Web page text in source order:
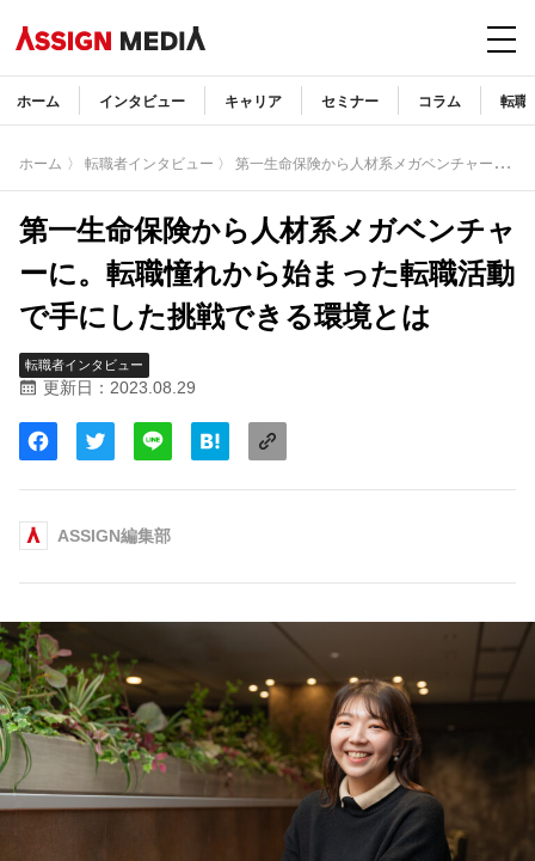
ホーム インタビュー キャリア セミナー コラム 転職
ホーム 〉 転職者インタビュー 〉
第一生命保険から人材系メガベンチャーに。転職憧れから始まった転職活動で手にした挑戦できる環境とは
第一生命保険から人材系メガベンチャ
ーに。転職憧れから始まった転職活動
で手にした挑戦できる環境とは
転職者インタビュー
更新日：2023.08.29
ASSIGN編集部